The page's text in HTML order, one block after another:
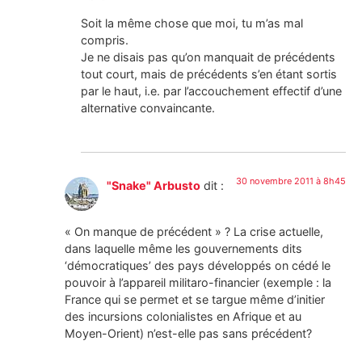
Soit la même chose que moi, tu m’as mal
compris.
Je ne disais pas qu’on manquait de précédents
tout court, mais de précédents s’en étant sortis
par le haut, i.e. par l’accouchement effectif d’une
alternative convaincante.
"Snake" Arbusto dit : 30 novembre 2011 à 8h45
« On manque de précédent » ? La crise actuelle,
dans laquelle même les gouvernements dits
‘démocratiques’ des pays développés on cédé le
pouvoir à l’appareil militaro-financier (exemple : la
France qui se permet et se targue même d’initier
des incursions colonialistes en Afrique et au
Moyen-Orient) n’est-elle pas sans précédent?